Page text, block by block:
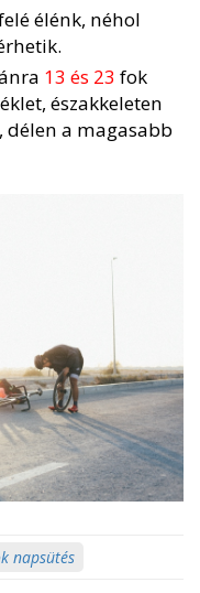
élénk, néhol
13 és 23 fok
északkeleten
délen a magasabb
napsütés